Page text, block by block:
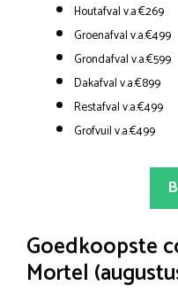
Houtafval v.a.€269
Groenafval v.a.€499
Grondafval v.a.€599
Dakafval v.a.€899
Restafval v.a.€499
Grofvuil v.a.€499
Goedkoopste
Mortel